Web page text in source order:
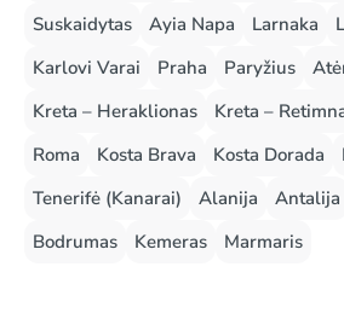
Suskaidytas
Ayia Napa Larnaka
Karlovi Varai
Praha Paryžius
Kreta – Heraklionas
Kreta –
Roma
Kosta Brava Kosta Dorada
Tenerifė (Kanarai)
Alanija Antalija
Bodrumas
Kemeras Marmaris